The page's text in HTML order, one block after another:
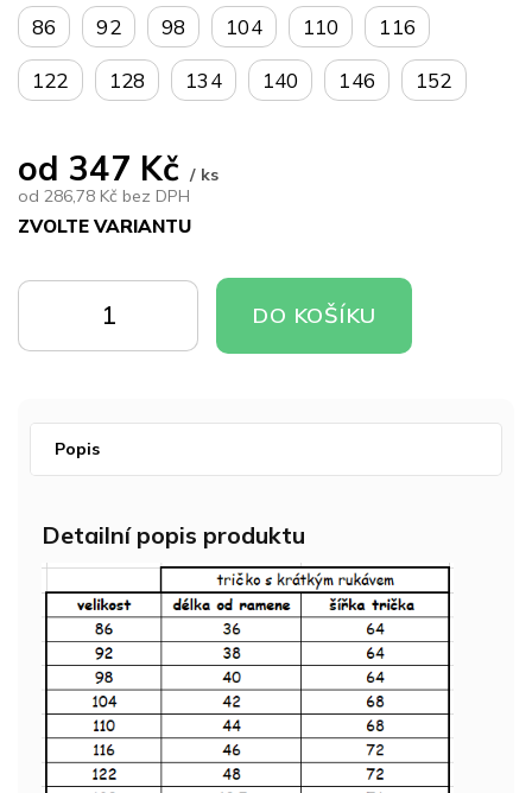
od 347 Kč / ks
od 286,78 Kč bez DPH
ZVOLTE VARIANTU
cena:
86 92 98 104 110 116
122 128 134 140 146 152
KOŠÍKU
KOŠÍKU
DO KOŠÍKU
Popis
Detailní popis produktu